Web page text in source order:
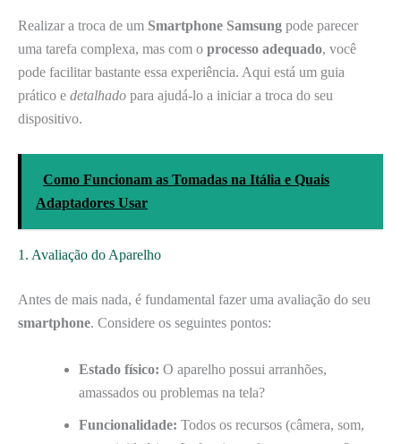
Realizar a troca de um Smartphone Samsung pode parecer
uma tarefa complexa, mas com o processo adequado, você
pode facilitar bastante essa experiência. Aqui está um guia
prático e detalhado para ajudá-lo a iniciar a troca do seu
dispositivo.
Como Funcionam as Tomadas na Itália e Quais
Adaptadores Usar
1. Avaliação do Aparelho
Antes de mais nada, é fundamental fazer uma avaliação do seu
smartphone. Considere os seguintes pontos:
Estado físico: O aparelho possui arranhões,
amassados ou problemas na tela?
Funcionalidade: Todos os recursos (câmera, som,